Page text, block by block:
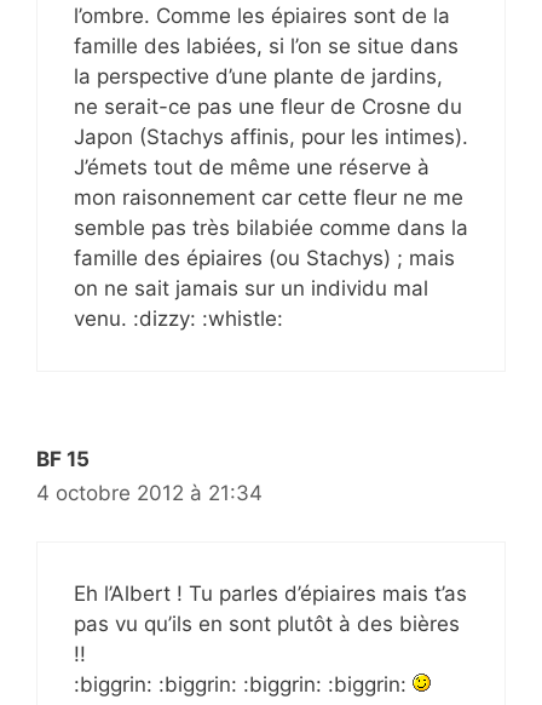
l’ombre. Comme les épiaires sont de la
famille des labiées, si l’on se situe dans
la perspective d’une plante de jardins,
ne serait-ce pas une fleur de Crosne du
Japon (Stachys affinis, pour les intimes).
J’émets tout de même une réserve à
mon raisonnement car cette fleur ne me
semble pas très bilabiée comme dans la
famille des épiaires (ou Stachys) ; mais
on ne sait jamais sur un individu mal
venu. :dizzy: :whistle:
BF 15
4 octobre 2012 à 21:34
Eh l’Albert ! Tu parles d’épiaires mais t’as
pas vu qu’ils en sont plutôt à des bières
!!
:biggrin: :biggrin: :biggrin: :biggrin: